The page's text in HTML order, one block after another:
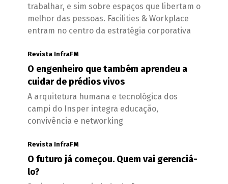
trabalhar, e sim sobre espaços que libertam o
melhor das pessoas. Facilities & Workplace
entram no centro da estratégia corporativa
Revista InfraFM
O engenheiro que também aprendeu a
cuidar de prédios vivos
A arquitetura humana e tecnológica dos
campi do Insper integra educação,
convivência e networking
Revista InfraFM
O futuro já começou. Quem vai gerenciá-
lo?